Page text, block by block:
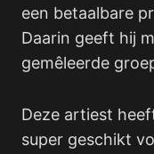
een betaalbare
Daarin geeft hij
gemêleerde
Deze artiest
super geschikt